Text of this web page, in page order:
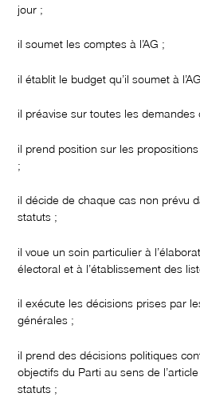
jour ;
il soumet les comptes à l’AG ;
il établit le budget qu’il soumet à
il préavise sur toutes les demandes
il prend position sur les
;
il décide de chaque cas non prévu
statuts ;
il voue un soin particulier à
électoral et à l’établissement des
il exécute les décisions prises par
générales ;
il prend des décisions politiques
objectifs du Parti au sens de
statuts ;